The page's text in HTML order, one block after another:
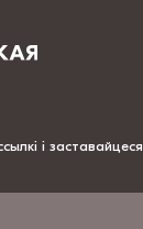
і заставайцеся